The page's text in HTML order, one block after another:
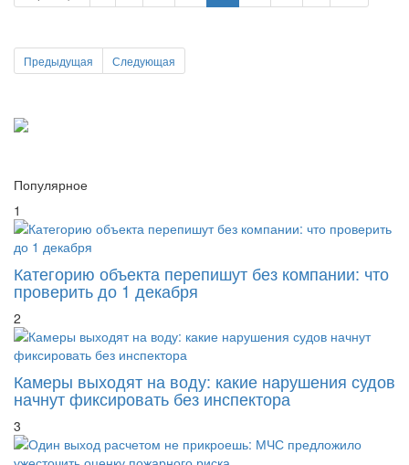
1
Категорию объекта перепишут без компании: что
проверить до 1 декабря
2
Камеры выходят на воду: какие нарушения судов
начнут фиксировать без инспектора
3